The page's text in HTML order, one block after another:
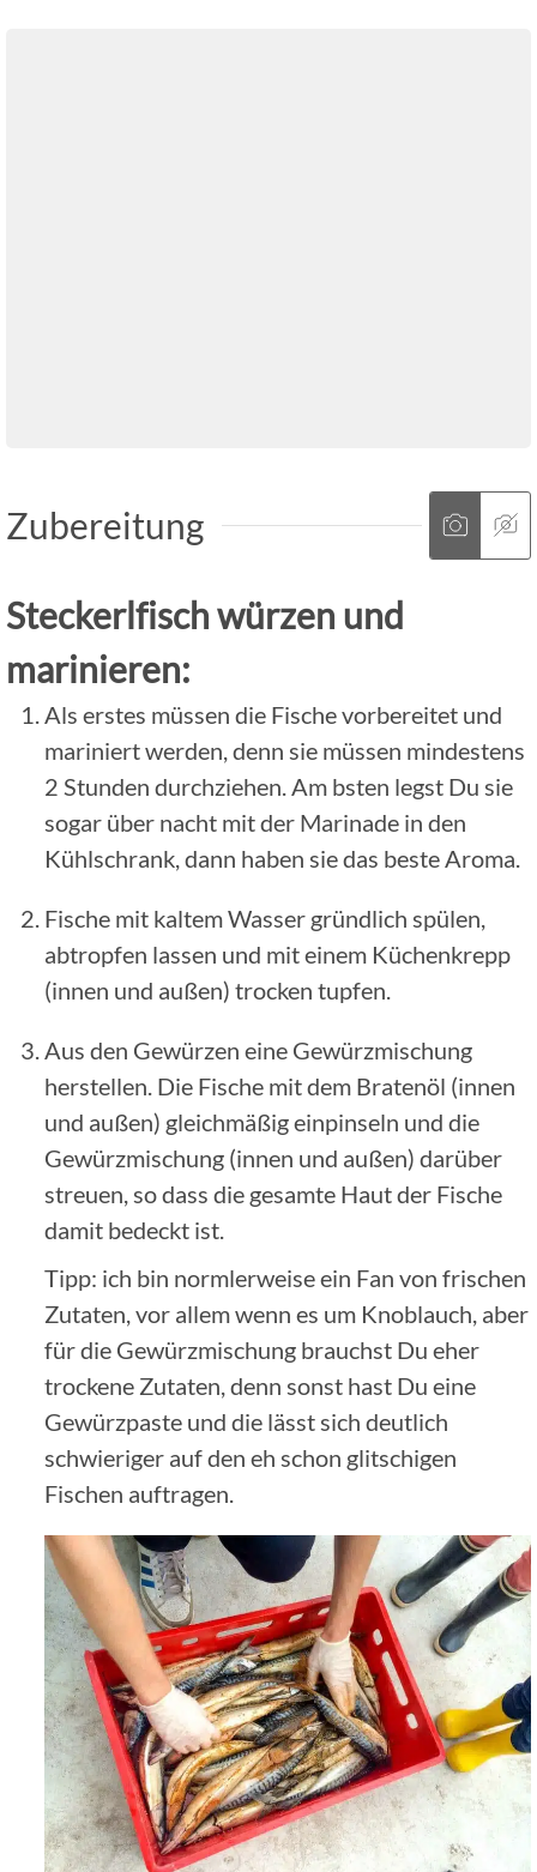
Zubereitung
Steckerlfisch würzen und
marinieren:
Als erstes müssen die Fische vorbereitet und
mariniert werden, denn sie müssen mindestens
2 Stunden durchziehen. Am bsten legst Du sie
sogar über nacht mit der Marinade in den
Kühlschrank, dann haben sie das beste Aroma.
Fische mit kaltem Wasser gründlich spülen,
abtropfen lassen und mit einem Küchenkrepp
(innen und außen) trocken tupfen.
Aus den Gewürzen eine Gewürzmischung
herstellen. Die Fische mit dem Bratenöl (innen
und außen) gleichmäßig einpinseln und die
Gewürzmischung (innen und außen) darüber
streuen, so dass die gesamte Haut der Fische
damit bedeckt ist.
Tipp: ich bin normlerweise ein Fan von frischen
Zutaten, vor allem wenn es um Knoblauch, aber
für die Gewürzmischung brauchst Du eher
trockene Zutaten, denn sonst hast Du eine
Gewürzpaste und die lässt sich deutlich
schwieriger auf den eh schon glitschigen
Fischen auftragen.